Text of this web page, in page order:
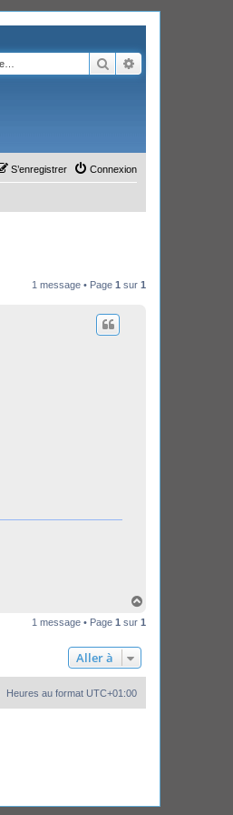
Rechercher
Connexion
S’enregistrer
1 message • Page 1 sur 1
u
1 message • Page 1 sur 1
Aller à
Heures au format UTC+01:00